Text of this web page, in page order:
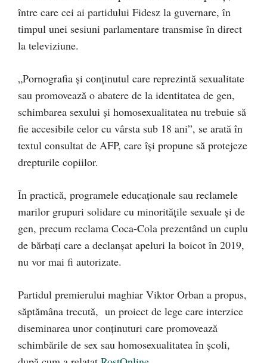
între care cei ai partidului Fidesz la guvernare, în
timpul unei sesiuni parlamentare transmise în direct
la televiziune.
„Pornografia şi conţinutul care reprezintă sexualitate
sau promovează o abatere de la identitatea de gen,
schimbarea sexului şi homosexualitatea nu trebuie să
fie accesibile celor cu vârsta sub 18 ani”, se arată în
textul consultat de AFP, care îşi propune să protejeze
drepturile copiilor.
În practică, programele educaţionale sau reclamele
marilor grupuri solidare cu minorităţile sexuale şi de
gen, precum reclama Coca-Cola prezentând un cuplu
de bărbaţi care a declanşat apeluri la boicot în 2019,
nu vor mai fi autorizate.
Partidul premierului maghiar Viktor Orban a propus,
săptămâna trecută, un proiect de lege care interzice
diseminarea unor conţinuturi care promovează
schimbările de sex sau homosexualitatea în şcoli,